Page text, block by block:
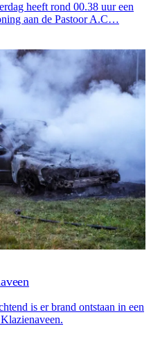
heeft rond 00.38 uur een
aan de Pastoor A.C…
is er brand ontstaan in een